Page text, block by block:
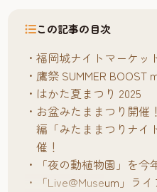
この記事の目次
福岡城ナイトマーケッ
鷹祭 SUMMER
はかた夏まつり 2025
お盆みたままつり開催
編「みたままつりナイ
催！
「夜の動植物園」を今
「Live@Museum」ラ